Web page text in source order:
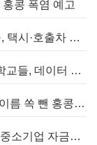
콩 폭염 예고
[홍콩사회] "네비만 믿다간 큰일"… 홍콩, 택시·호출차 통합 시험 도입하며 규제 본격화
[홍콩교육] "AI 도구 난립의 역습" 홍콩 학교들, 데이터 고립에 교육 효과 평가 비상
[홍콩부동산] 렁춘잉 전 행정장관, 한자 이름 쏙 뺀 홍콩 고급 아파트 단지들에 쓴소리
[홍콩금융] "은행 문턱 낮아졌다" 홍콩 중소기업 자금줄 숨통 트이나… HKMA "2분기 신용 조건 안정적"